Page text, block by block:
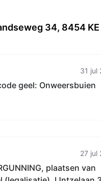
34, 8454 KE
31 jul
geel: Onweersbuien
27 jul
plaatsen van